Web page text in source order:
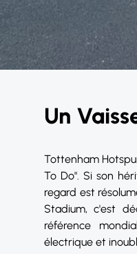
Un
Tottenham
To Do". Si son
regard est
Stadium, c'est
référence
électrique et